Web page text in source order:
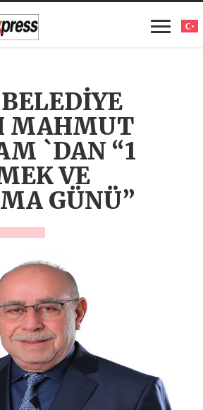
MAHMUT
`DAN “1
VE
GÜNÜ”